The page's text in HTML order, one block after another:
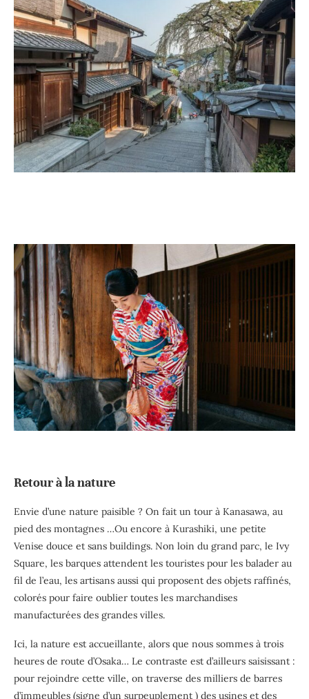
Retour à la nature
Envie d’une nature paisible ? On fait un tour à Kanasawa, au
pied des montagnes …Ou encore à Kurashiki, une petite
Venise douce et sans buildings. Non loin du grand parc, le Ivy
Square, les barques attendent les touristes pour les balader au
fil de l’eau, les artisans aussi qui proposent des objets raffinés,
colorés pour faire oublier toutes les marchandises
manufacturées des grandes villes.
Ici, la nature est accueillante, alors que nous sommes à trois
heures de route d’Osaka… Le contraste est d’ailleurs saisissant :
pour rejoindre cette ville, on traverse des milliers de barres
d’immeubles (signe d’un surpeuplement ) des usines et des